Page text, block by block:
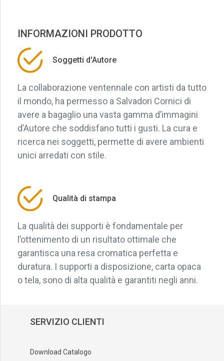
INFORMAZIONI PRODOTTO
Soggetti d'Autore
La collaborazione ventennale con artisti da tutto
il mondo, ha permesso a Salvadori Cornici di
avere a bagaglio una vasta gamma d’immagini
d’Autore che soddisfano tutti i gusti. La cura e
ricerca nei soggetti, permette di avere ambienti
unici arredati con stile.
Qualità di stampa
La qualità dei supporti è fondamentale per
l’ottenimento di un risultato ottimale che
garantisca una resa cromatica perfetta e
duratura. I supporti a disposizione, carta opaca
o tela, sono di alta qualità e garantiti negli anni.
SERVIZIO CLIENTI
Download Catalogo